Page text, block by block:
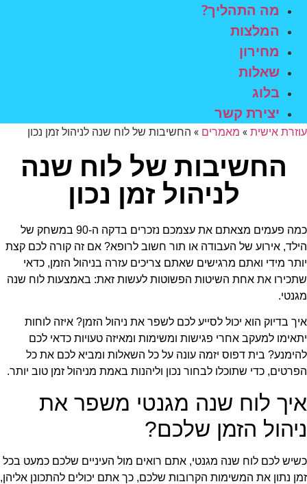
מה התהליך?
המלצות
מחירון
שאלות
בלוג
יצירת קשר
עוזרת אישית» מאמרים » החשיבות של לוח שנה לניהול זמן נכון
החשיבות של לוח שנה
לניהול זמן נכון
כמה פעמים מצאתם את עצמכם נזכרים בדקה ה-90 במשחק של
הילד, אירוע של העבודה או תור חשוב לרופא? אם זה קורה לכם קצת
יותר מידי ואתם מרגישים שאתם צריכים עזרה בניהול הזמן, כדאי
שתכירו את אחת השיטות הפשוטות לעשות זאת: באמצעות לוח שנה
מגנטי.
איך בדיוק הוא יכול לסייע לכם לשפר את ניהול הזמן? איזה לוחות
יתאימו למעקב אחרי פגישות ומשימות ומאיזה טעויות כדאי לכם
להימנע? בית דפוס יזמה עונה על כל השאלות ומביא לכם את כל
הפרטים, כדי שתוכלו לבחור נכון וליהנות באמת מניהול זמן טוב יותר.
איך לוח שנה מגנטי משפר את
ניהול הזמן שלכם?
כשיש לכם לוח שנה מגנטי, אתם רואים מול העיניים שלכם כמעט בכל
זמן נתון את המשימות הקרובות שלכם, כך אתם יכולים להתכונן אליהן,